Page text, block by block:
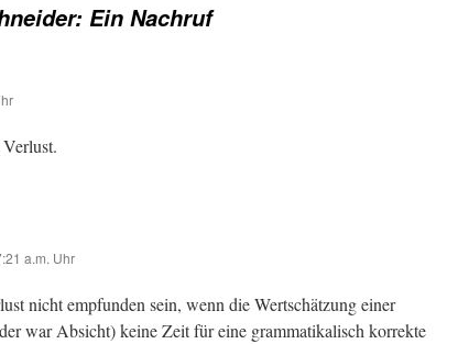
Ein Nachruf
a.m. Uhr
nicht empfunden sein, wenn die Wertschätzung einer
war Absicht) keine Zeit für eine grammatikalisch korrekte